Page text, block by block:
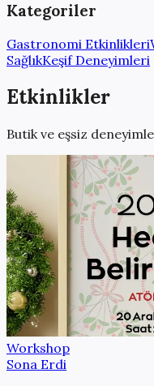
Kategoriler
Gastronomi Etkinlikleri
SağlıkKeşif Deneyimleri
Etkinlikler
Butik ve eşsiz
Workshop
Sona Erdi